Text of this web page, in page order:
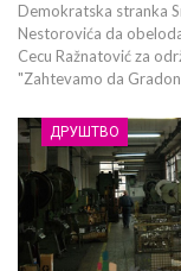
Demokratska stranka
Nestorovića da
Cecu Ražnatović za
"Zahtevamo da
ДРУШТВО